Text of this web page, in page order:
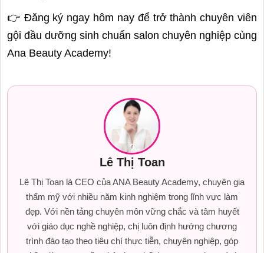
👉 Đăng ký ngay hôm nay để trở thành chuyên viên
gội đầu dưỡng sinh chuẩn salon chuyên nghiệp cùng
Ana Beauty Academy!
Lê Thị Toan
Lê Thị Toan là CEO của ANA Beauty Academy, chuyên gia
thẩm mỹ với nhiều năm kinh nghiệm trong lĩnh vực làm
đẹp. Với nền tảng chuyên môn vững chắc và tâm huyết
với giáo dục nghề nghiệp, chị luôn định hướng chương
trình đào tạo theo tiêu chí thực tiễn, chuyên nghiệp, góp